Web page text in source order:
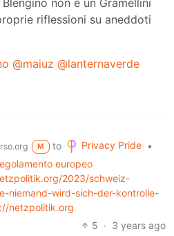
riflessioni su aneddoti
@maiuz @lanternaverde
M to Privacy Pride
•
europeo
2023/schweiz-
niemand-wird-sich-der-kontrolle-
netzpolitik.org
5 · 3 years ago